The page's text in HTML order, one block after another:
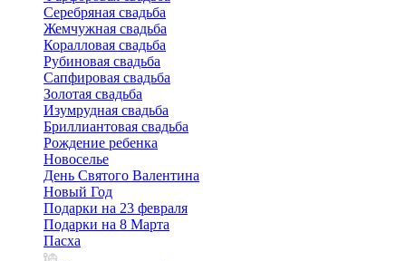
Серебряная свадьба
Жемчужная свадьба
Коралловая свадьба
Рубиновая свадьба
Сапфировая свадьба
Золотая свадьба
Изумрудная свадьба
Бриллиантовая свадьба
Рождение ребенка
Новоселье
День Святого Валентина
Новый Год
Подарки на 23 февраля
Подарки на 8 Марта
Пасха